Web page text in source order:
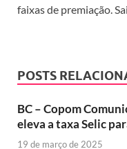
faixas de premiação.
POSTS
BC – Copom
eleva a taxa Selic
19 de março de 2025